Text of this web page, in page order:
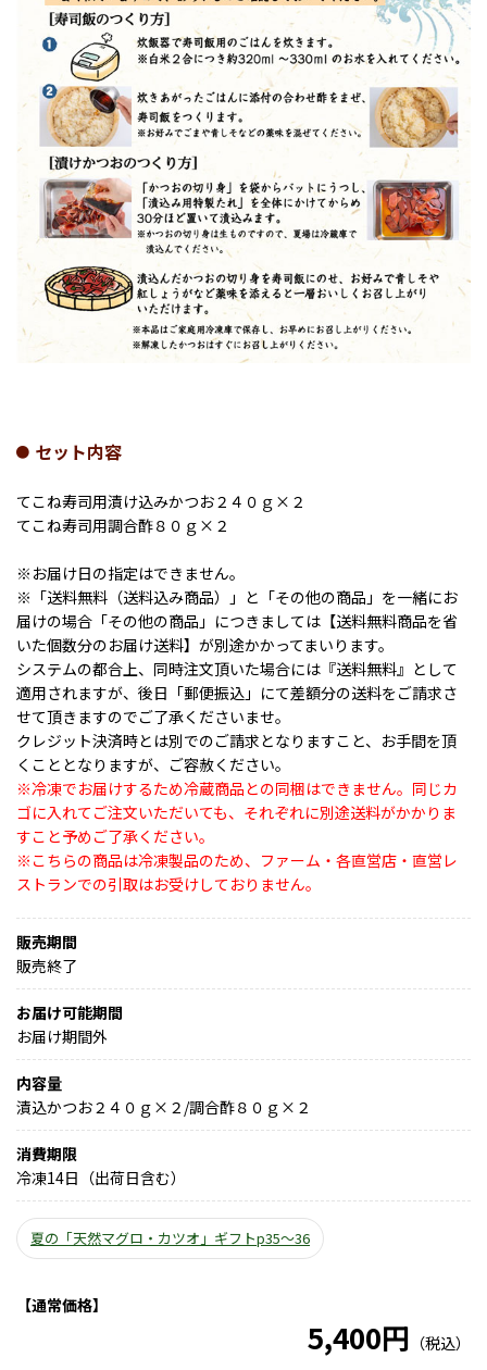
セット内容
てこね寿司用漬け込みかつお２４０ｇ×２
てこね寿司用調合酢８０ｇ×２
※お届け日の指定はできません。
※「送料無料（送料込み商品）」と「その他の商品」を一緒にお
届けの場合「その他の商品」につきましては【送料無料商品を省
いた個数分のお届け送料】が別途かかってまいります。
システムの都合上、同時注文頂いた場合には『送料無料』として
適用されますが、後日「郵便振込」にて差額分の送料をご請求さ
せて頂きますのでご了承くださいませ。
クレジット決済時とは別でのご請求となりますこと、お手間を頂
くこととなりますが、ご容赦ください。
※冷凍でお届けするため冷蔵商品との同梱はできません。同じカ
ゴに入れてご注文いただいても、それぞれに別途送料がかかりま
すこと予めご了承ください。
※こちらの商品は冷凍製品のため、ファーム・各直営店・直営レ
ストランでの引取はお受けしておりません。
販売期間
販売終了
お届け可能期間
お届け期間外
内容量
漬込かつお２４０ｇ×２/調合酢８０ｇ×２
消費期限
冷凍14日（出荷日含む）
夏の「天然マグロ・カツオ」ギフトp35～36
【通常価格】
5,400円 （税込）